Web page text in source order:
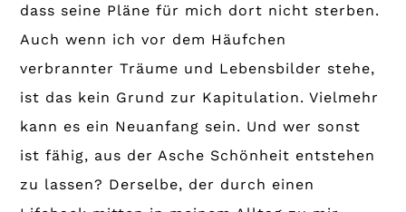
dass seine Pläne für mich dort nicht sterben.
Auch wenn ich vor dem Häufchen
verbrannter Träume und Lebensbilder stehe,
ist das kein Grund zur Kapitulation. Vielmehr
kann es ein Neuanfang sein. Und wer sonst
ist fähig, aus der Asche Schönheit entstehen
zu lassen? Derselbe, der durch einen